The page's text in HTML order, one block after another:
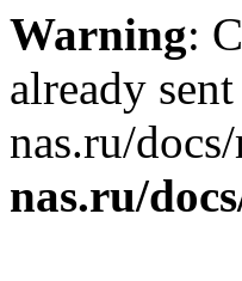
Warning:
already
nas.ru/
nas.ru/